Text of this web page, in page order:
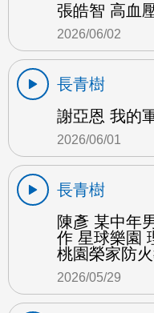
張皓智 高血
2026/06/02
長青樹
謝亞恩 我的
2026/06/01
長青樹
陳彥 某中年
作 星球樂園
桃園榮家防
2026/05/29